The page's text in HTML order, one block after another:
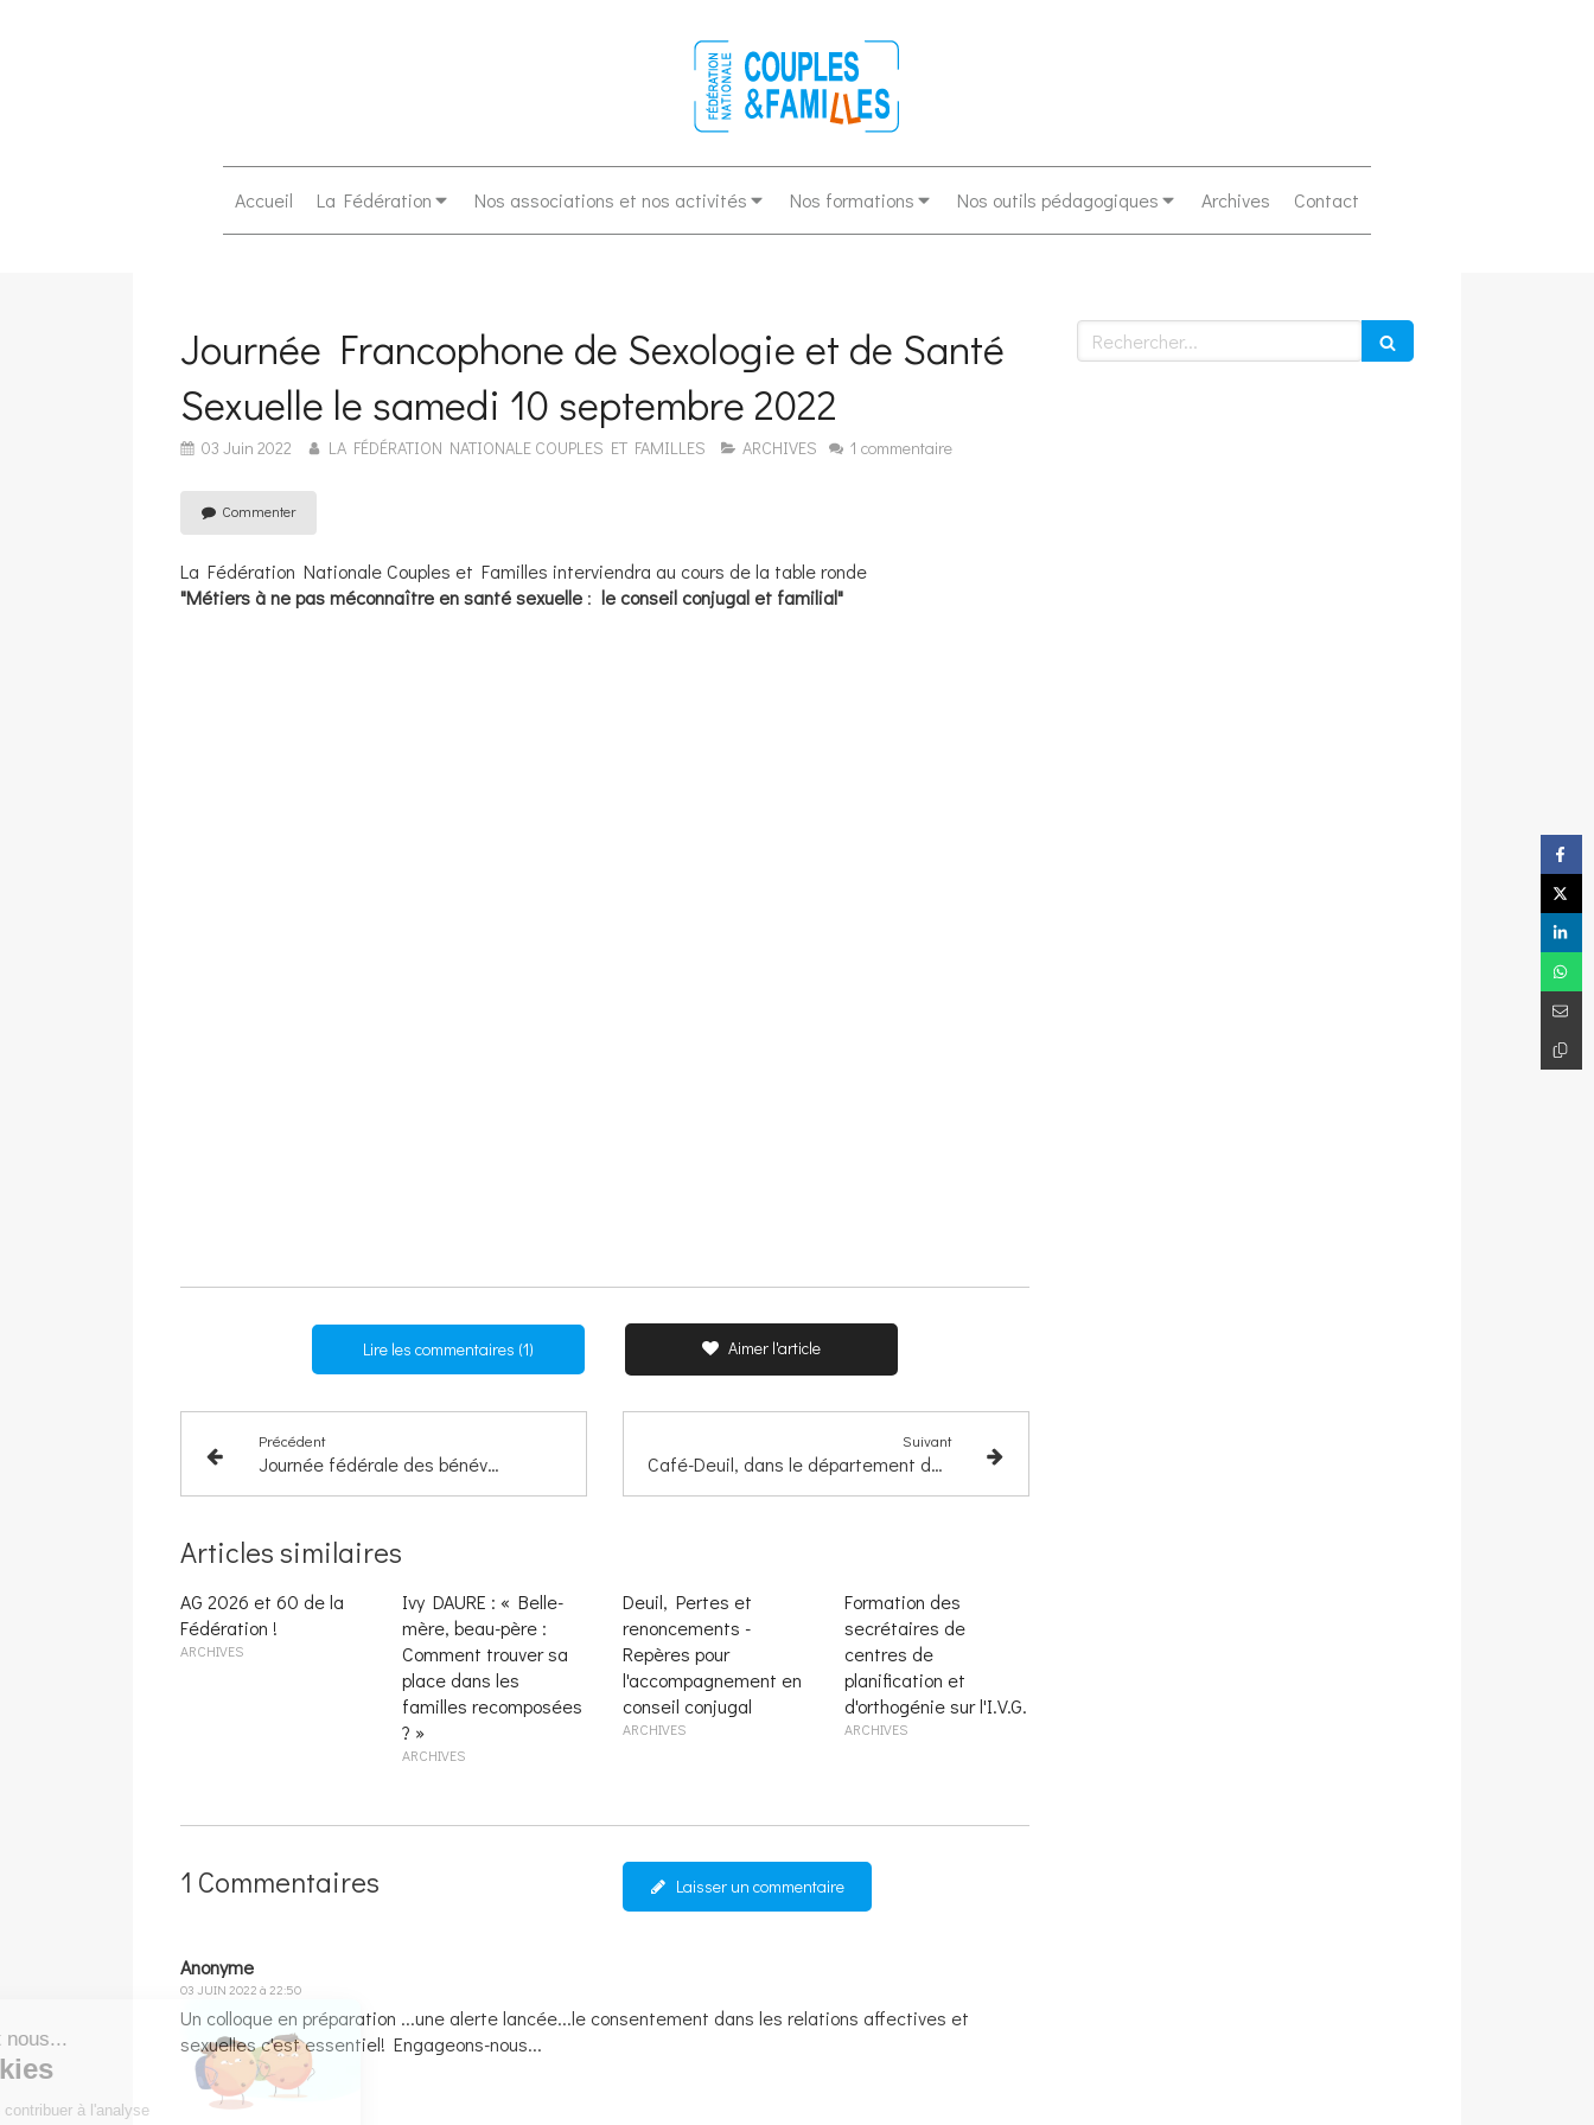
Accueil La Fédération Nos associations et nos activités Nos formations Nos outils pédagogiques Archives Contact
Journée Francophone de Sexologie et de Santé
Sexuelle le samedi 10 septembre 2022
03 Juin 2022 LA FÉDÉRATION NATIONALE COUPLES ET FAMILLES ARCHIVES 1 commentaire
Commenter
La Fédération Nationale Couples et Familles interviendra au cours de la table ronde
"Métiers à ne pas méconnaître en santé sexuelle : le conseil conjugal et familial"
Lire les commentaires (1) Aimer l'article
Précédent
Journée fédérale des bénévoles de VIVRE SON DEUIL du 30 avril 2022 à LYON
Suivant
Café-Deuil, dans le département de l'Ain le 18 juin
Articles similaires
AG 2026 et 60 de la
Fédération !
ARCHIVES
Ivy DAURE : « Belle-
mère, beau-père :
Comment trouver sa
place dans les
familles recomposées
? »
ARCHIVES
Deuil, Pertes et
renoncements -
Repères pour
l'accompagnement en
conseil conjugal
ARCHIVES
Formation des
secrétaires de
centres de
planification et
d'orthogénie sur l'I.V.G.
ARCHIVES
1 Commentaires Laisser un commentaire
Anonyme
03 JUIN 2022 à 22:50
Un colloque en préparation ...une alerte lancée...le consentement dans les relations affectives et
sexuelles c'est essentiel! Engageons-nous...
Rechercher
Continuer sans accepter
Bonjour c'est nous...
Les Cookies
Notre rôle est de contribuer à l'analyse